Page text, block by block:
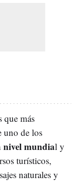
que más
uno de los
nivel mundial y
turísticos,
naturales y